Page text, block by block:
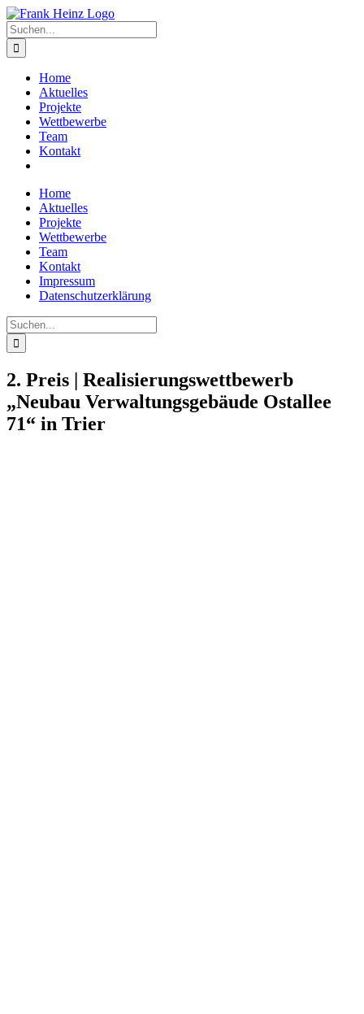
Zum
Inhalt
springen
Suche
nach:
Home
Aktuelles
Projekte
Wettbewerbe
Team
Kontakt
Home
Aktuelles
Projekte
Wettbewerbe
Team
Kontakt
Impressum
Datenschutzerklärung
Suche
nach:
2. Preis | Realisierungswettbewerb
„Neubau Verwaltungsgebäude Ostallee
71“ in Trier